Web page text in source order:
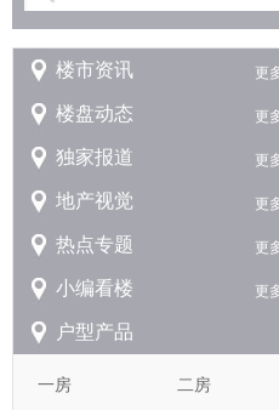
更
楼市资讯
更
楼盘动态
更
独家报道
更
地产视觉
更
热点专题
更
小编看楼
户型产品
一房
二房